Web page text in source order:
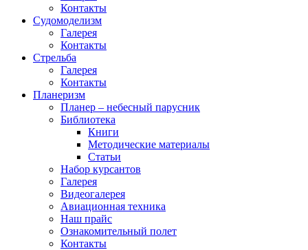
Контакты
Судомоделизм
Галерея
Контакты
Стрельба
Галерея
Контакты
Планеризм
Планер – небесный парусник
Библиотека
Книги
Методические материалы
Статьи
Набор курсантов
Галерея
Видеогалерея
Авиационная техника
Наш прайс
Ознакомительный полет
Контакты